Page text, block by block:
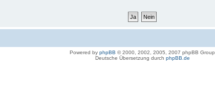
Powered by phpBB © 2000, 2002, 2005, 2007 phpBB Group
Deutsche Übersetzung durch phpBB.de